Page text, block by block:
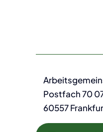
Postfach 70
60557